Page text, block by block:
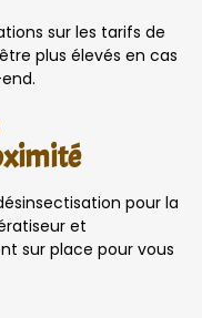
sur les tarifs de
plus élevés en cas
pour la
et
sur place pour vous